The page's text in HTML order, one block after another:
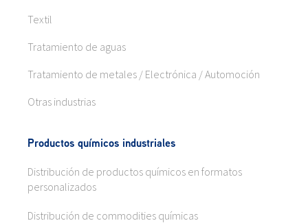
Textil
Tratamiento de aguas
Tratamiento de metales / Electrónica / Automoción
Otras industrias
Productos químicos industriales
Distribución de productos químicos en formatos
personalizados
Distribución de commodities químicas